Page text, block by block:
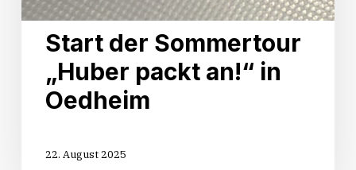
Start der Sommertour
„Huber packt an!“ in
Oedheim
22. August 2025